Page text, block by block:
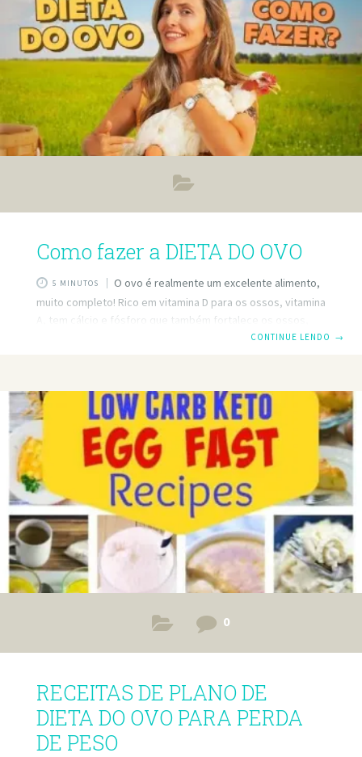
Como fazer a DIETA DO OVO
5 MINUTOS
O ovo é realmente um excelente alimento,
muito completo! Rico em vitamina D para os ossos, vitamina
A, tem cálcio e fósforo que também fortalece os ossos,
tem vitamina D para te tirar de uma depressão, tem
metabolismo do corpo inteiro. Quer dizer… O ovo é
realmente um grande presente que as nossas amigas
galinhas nos dão. Se você chegou aqui é
CONTINUE LENDO →
0
RECEITAS DE PLANO DE
DIETA DO OVO PARA PERDA
DE PESO